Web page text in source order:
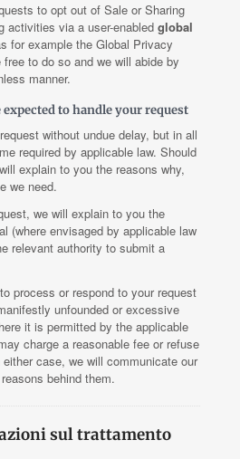
to opt out of Sale or Sharing
activities via a user-enabled global
for example the Global Privacy
free to do so and we will abide by
manner.
to handle your request
without undue delay, but in all
required by applicable law. Should
explain to you the reasons why,
we need.
we will explain to you the
(where envisaged by applicable law
relevant authority to submit a
process or respond to your request
unfounded or excessive
it is permitted by the applicable
charge a reasonable fee or refuse
case, we will communicate our
behind them.
sul trattamento